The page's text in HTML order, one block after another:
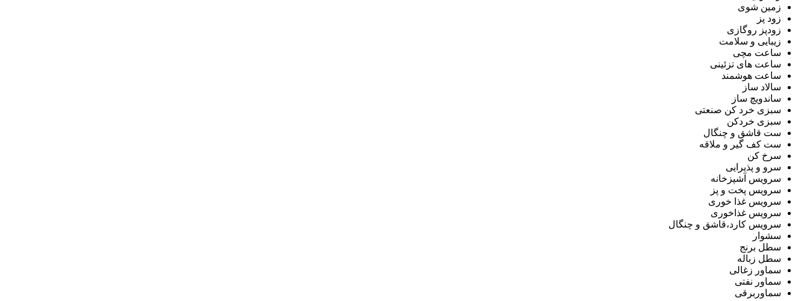
زمین شوی
زود پز
زودپز روگازی
زیبایی و سلامت
ساعت مچی
ساعت های تزئینی
ساعت هوشمند
سالاد ساز
ساندویچ ساز
سبزی خرد کن صنعتی
سبزی خردکن
ست قاشق و چنگال
ست کف گیر و ملاقه
سرخ کن
سرو و پذیرایی
سرویس آشپزخانه
سرویس پخت و پز
سرویس غذا خوری
سرویس غذاخوری
سرویس کارد،قاشق و چنگال
سشوار
سطل برنج
سطل زباله
سماور زغالی
سماور نفتی
سماوربرقی